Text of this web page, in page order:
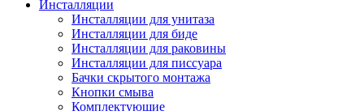
Инсталляции
Инсталляции для унитаза
Инсталляции для биде
Инсталляции для раковины
Инсталляции для писсуара
Бачки скрытого монтажа
Кнопки смыва
Комплектующие